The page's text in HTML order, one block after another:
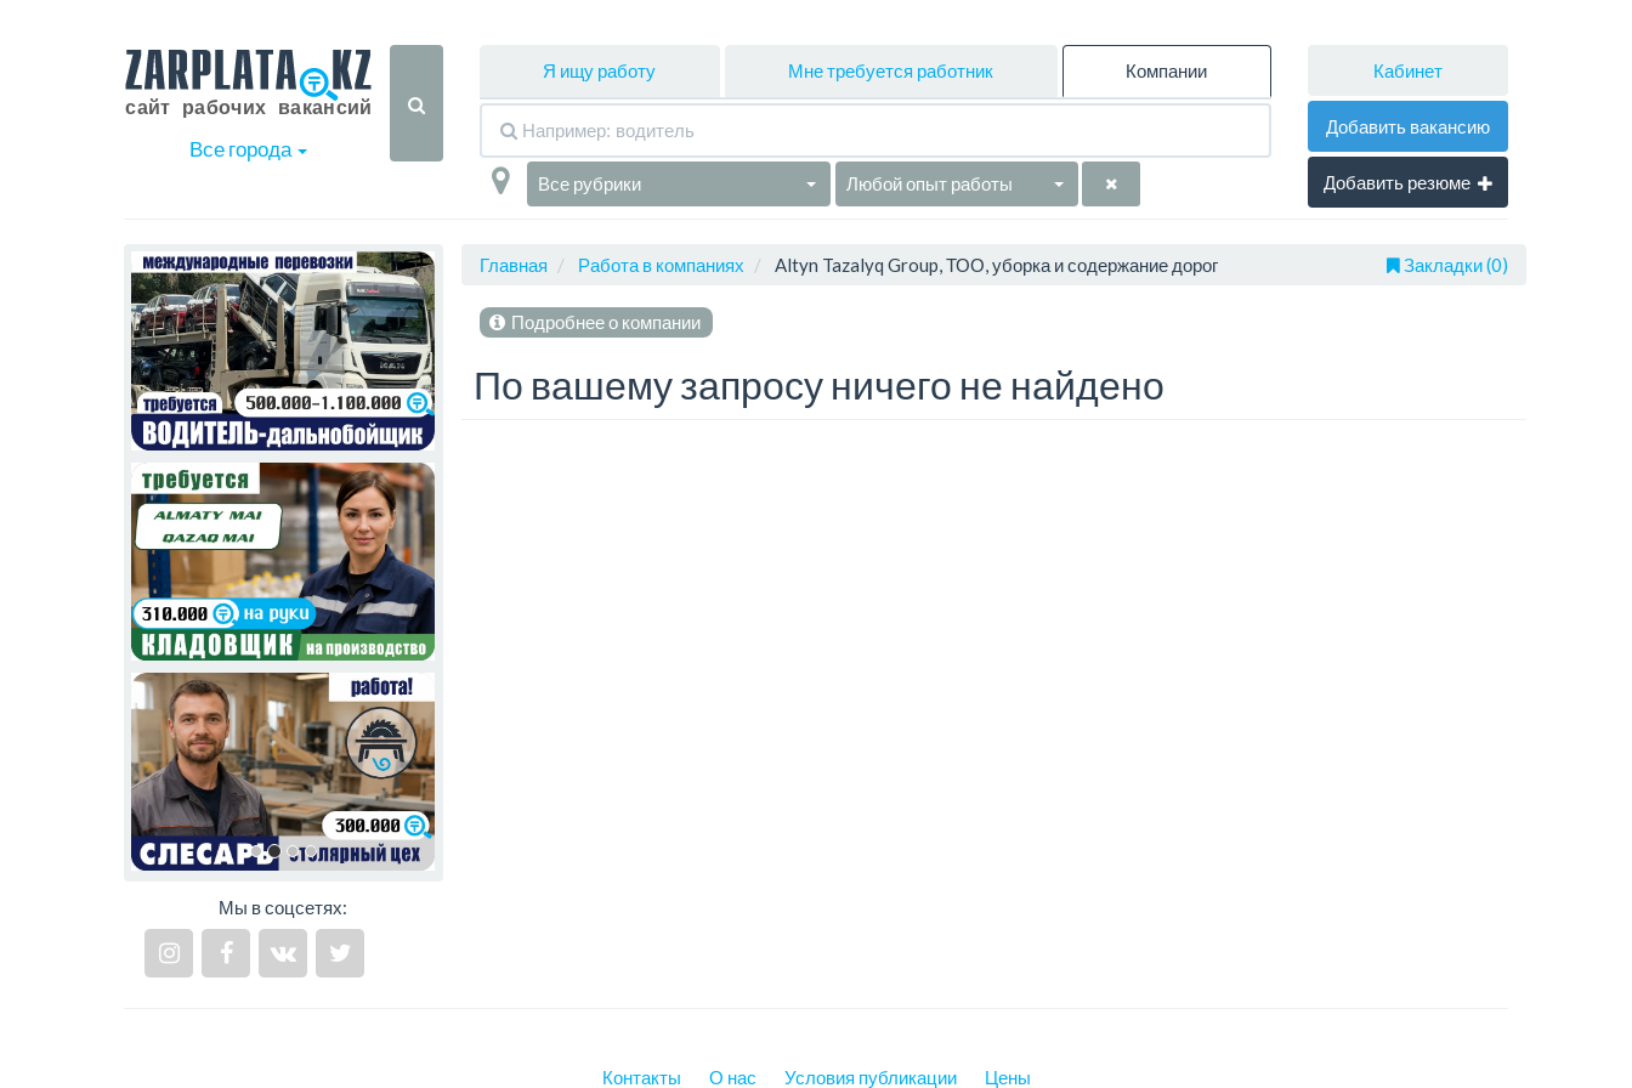
Все города
Я ищу работу Мне требуется работник Компании
Все рубрики Любой опыт работы
Кабинет
Добавить вакансию
Добавить резюме
Мы в соцсетях:
Главная Работа в компаниях Altyn Tazalyq Group, ТОО, уборка и содержание дорог Закладки (0)
Подробнее о компании
По вашему запросу ничего не найдено
Контакты О нас Условия публикации Цены